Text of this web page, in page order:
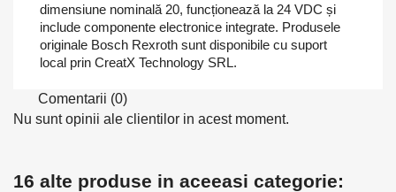
dimensiune nominală 20, funcționează la 24 VDC și
include componente electronice integrate. Produsele
originale Bosch Rexroth sunt disponibile cu suport
local prin CreatX Technology SRL.
Comentarii (0)
Nu sunt opinii ale clientilor in acest moment.
16 alte produse in aceeasi categorie: